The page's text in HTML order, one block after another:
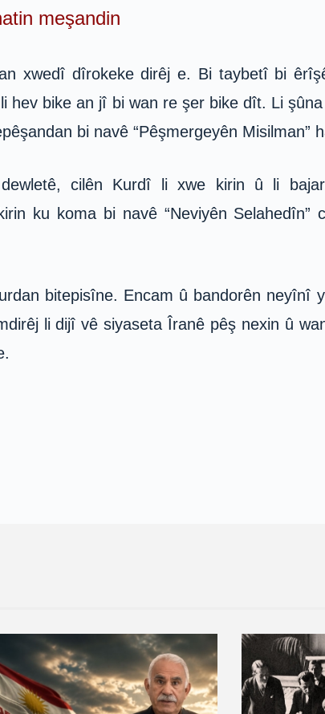
meşandin
xwedî dîrokeke dirêj e. Bi taybetî bi
bike an jî bi wan re şer bike dît. Li
bi navê “Pêşmergeyên Misilman”
cilên Kurdî li xwe kirin û li
ku koma bi navê “Neviyên Selahedîn”
bitepisîne. Encam û bandorên neyînî
li dijî vê siyaseta Îranê pêş nexin û